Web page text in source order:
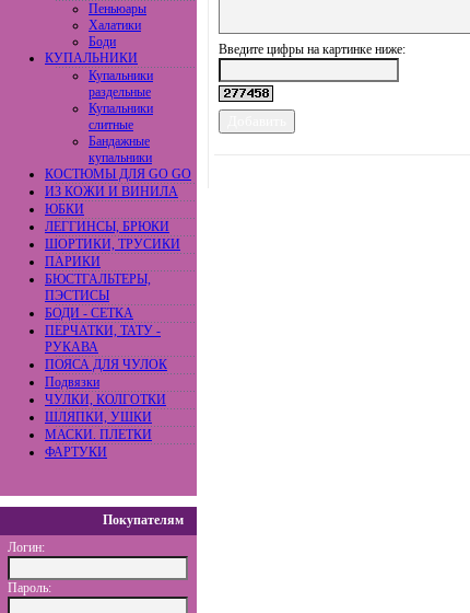
Пеньюары
Халатики
Боди
КУПАЛЬНИКИ
Купальники
раздельные
Купальники
слитные
Бандажные
купальники
КОСТЮМЫ ДЛЯ GO GO
ИЗ КОЖИ И ВИНИЛА
ЮБКИ
ЛЕГГИНСЫ, БРЮКИ
ШОРТИКИ, ТРУСИКИ
ПАРИКИ
БЮСТГАЛЬТЕРЫ,
ПЭСТИСЫ
БОДИ - СЕТКА
ПЕРЧАТКИ, ТАТУ -
РУКАВА
ПОЯСА ДЛЯ ЧУЛОК
Подвязки
ЧУЛКИ, КОЛГОТКИ
ШЛЯПКИ, УШКИ
МАСКИ. ПЛЕТКИ
ФАРТУКИ
Покупателям
Логин:
Пароль:
Введите цифры на картинке ниже: